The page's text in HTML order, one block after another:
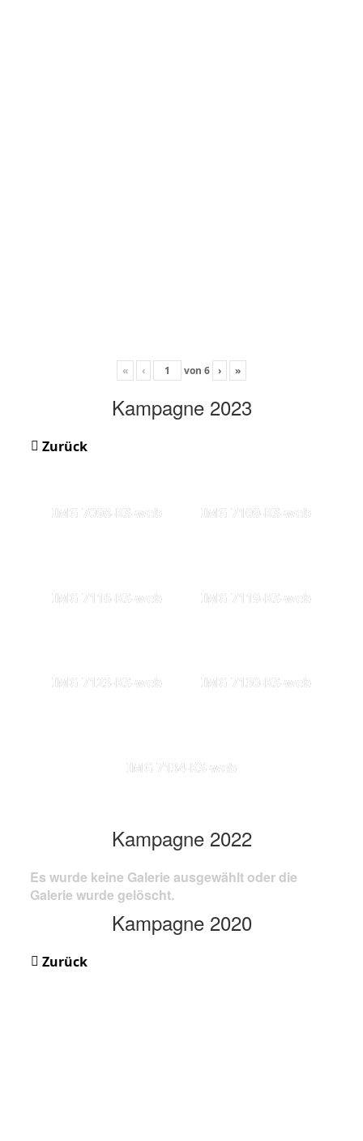
« ‹ von 6 › »
Kampagne 2023
Zurück
IMG 7098-KS-web IMG 7109-KS-web
IMG 7116-KS-web IMG 7119-KS-web
IMG 7123-KS-web IMG 7130-KS-web
IMG 7134-KS-web
Kampagne 2022
Es wurde keine Galerie ausgewählt oder die
Galerie wurde gelöscht.
Kampagne 2020
Zurück